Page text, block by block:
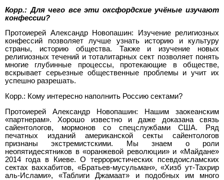
Корр.: Для чего все эти оксфордские учёные изучают
конфессии?
Протоиерей Александр Новопашин: Изучение религиозных
конфессий позволяет лучше узнать историю и культуру
страны, историю общества. Также и изучение новых
религиозных течений и тоталитарных сект позволяет понять
многие глубинные процессы, протекающие в обществе,
вскрывает серьезные общественные проблемы и учит их
успешно разрешать.
Корр.: Кому интересно наполнить Россию сектами?
Протоиерей Александр Новопашин: Нашим заокеанским
«партнерам». Хорошо известно и даже доказана связь
сайентологов, мормонов со спецслужбами США. Ряд
печатных изданий американской секты сайентологов
признаны экстремистскими. Мы знаем о роли
неопятидесятников в «оранжевой революции» и «Майдане»
2014 года в Киеве. О террористических псевдоисламских
сектах ваххабитов, «Братьев-мусульман», «Хизб ут-Тахрир
аль-Ислами», «Таблиги Джамаат» и подобных им много